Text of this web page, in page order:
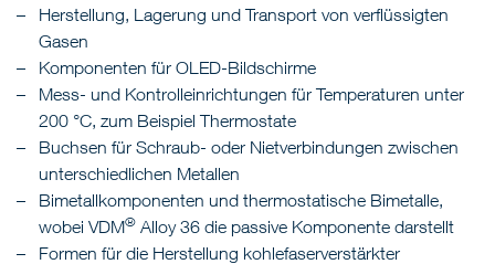
Herstellung, Lagerung und Transport von verflüssigten
Gasen
Komponenten für OLED-Bildschirme
Mess- und Kontrolleinrichtungen für Temperaturen unter
200 °C, zum Beispiel Thermostate
Buchsen für Schraub- oder Nietverbindungen zwischen
unterschiedlichen Metallen
Bimetallkomponenten und thermostatische Bimetalle,
wobei VDM® Alloy 36 die passive Komponente darstellt
Formen für die Herstellung kohlefaserverstärkter